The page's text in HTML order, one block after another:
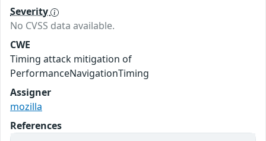
Severity
No CVSS data available.
CWE
Timing attack mitigation of
PerformanceNavigationTiming
Assigner
mozilla
References